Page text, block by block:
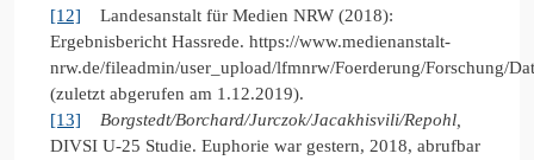
[12] Landesanstalt für Medien NRW (2018):
Ergebnisbericht Hassrede. https://www.medienanstalt-
nrw.de/fileadmin/user_upload/lfmnrw/Foerderung/Forschung/
(zuletzt abgerufen am 1.12.2019).
[13]
Borgstedt/Borchard/Jurczok/Jacakhisvili/Repohl,
DIVSI U-25 Studie. Euphorie war gestern, 2018, abrufbar